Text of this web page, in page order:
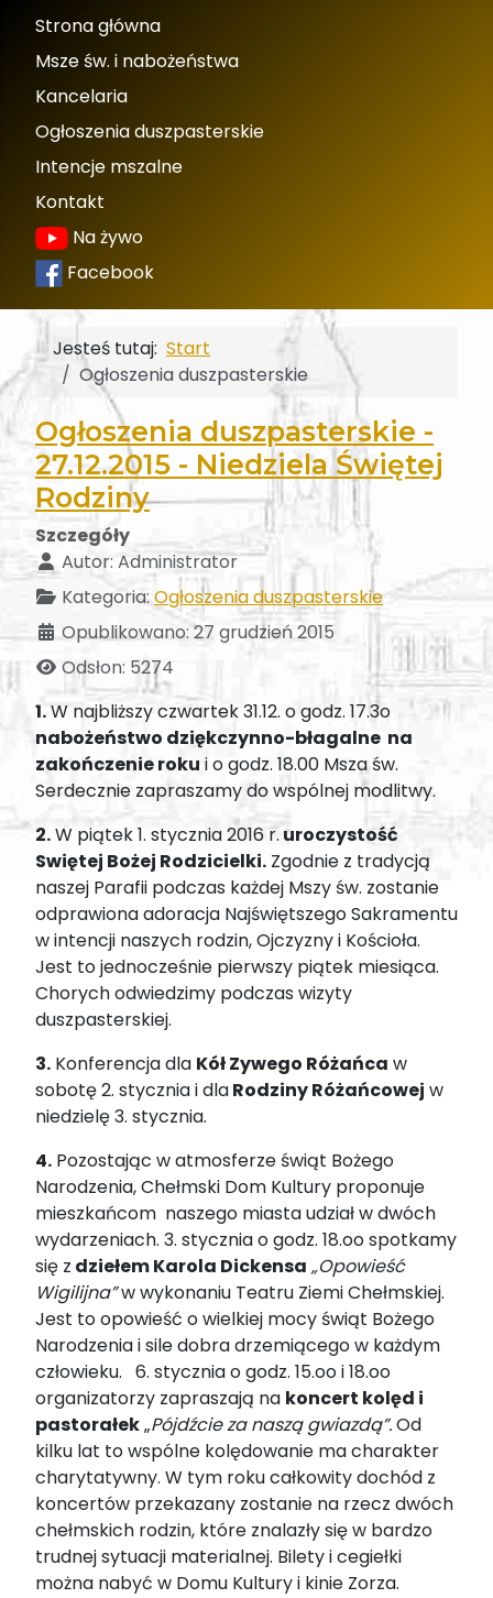
Strona główna
Msze św. i nabożeństwa
Kancelaria
Ogłoszenia duszpasterskie
Intencje mszalne
Kontakt
Na żywo
Facebook
Jesteś tutaj: Start
Ogłoszenia duszpasterskie
Ogłoszenia duszpasterskie -
27.12.2015 - Niedziela Świętej
Rodziny
Szczegóły
Autor: Administrator
Kategoria:Ogłoszenia duszpasterskie
Opublikowano: 27 grudzień 2015
Odsłon: 5274
1.W najbliższy czwartek 31.12. o godz. 17.3o
nabożeństwo dziękczynno-błagalne na
zakończenie roku i o godz. 18.00 Msza św.
Serdecznie zapraszamy do wspólnej modlitwy.
2.W piątek 1. stycznia 2016 r. uroczystość
Swiętej Bożej Rodzicielki. Zgodnie z tradycją
naszej Parafii podczas każdej Mszy św. zostanie
odprawiona adoracja Najświętszego Sakramentu
w intencji naszych rodzin, Ojczyzny i Kościoła.
Jest to jednocześnie pierwszy piątek miesiąca.
Chorych odwiedzimy podczas wizyty
duszpasterskiej.
3. Konferencja dla Kół Zywego Różańca w
sobotę 2. stycznia i dlaRodziny Różańcowej w
niedzielę 3. stycznia.
4. Pozostając w atmosferze świąt Bożego
Narodzenia, Chełmski Dom Kultury proponuje
mieszkańcom naszego miasta udział w dwóch
wydarzeniach. 3. stycznia o godz. 18.oo spotkamy
się z dziełem Karola Dickensa „Opowieść
Wigilijna”w wykonaniu Teatru Ziemi Chełmskiej.
Jest to opowieść o wielkiej mocy świąt Bożego
Narodzenia i sile dobra drzemiącego w każdym
człowieku. 6. stycznia o godz. 15.oo i 18.oo
organizatorzy zapraszają na koncert kolęd i
pastorałek„Pójdźcie za naszą gwiazdą”.Od
kilku lat to wspólne kolędowanie ma charakter
charytatywny. W tym roku całkowity dochód z
koncertów przekazany zostanie na rzecz dwóch
chełmskich rodzin, które znalazły się w bardzo
trudnej sytuacji materialnej. Bilety i cegiełki
można nabyć w Domu Kultury i kinie Zorza.